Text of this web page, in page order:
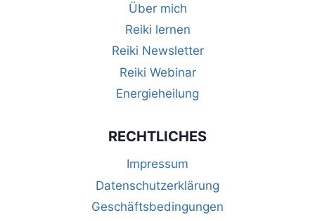
Über mich
Reiki lernen
Reiki Newsletter
Reiki Webinar
Energieheilung
RECHTLICHES
Impressum
Datenschutzerklärung
Geschäftsbedingungen